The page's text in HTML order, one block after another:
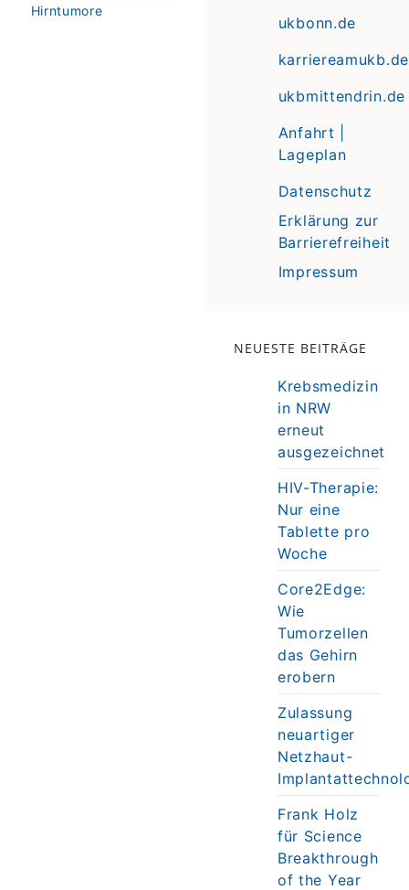
Hirntumore
ukbonn.de
karriereamukb.de
ukbmittendrin.de
Anfahrt |
Lageplan
Datenschutz
Erklärung zur
Barrierefreiheit
Impressum
NEUESTE BEITRÄGE
Krebsmedizin
in NRW
erneut
ausgezeichnet
HIV-Therapie:
Nur eine
Tablette pro
Woche
Core2Edge:
Wie
Tumorzellen
das Gehirn
erobern
Zulassung
neuartiger
Netzhaut-
Frank Holz
für Science
Breakthrough
of the Year